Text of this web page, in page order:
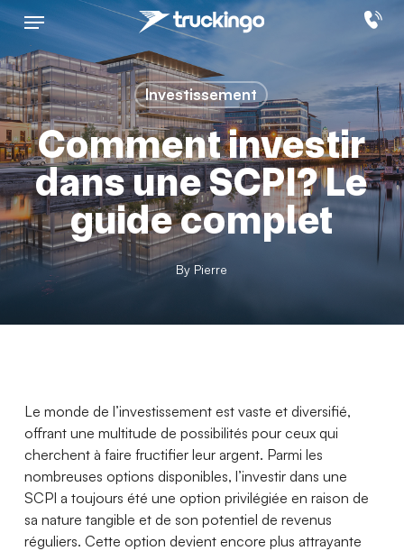
Skip
main
content
Menu
Investissement
Comment investir
dans une SCPI? Le
guide complet
By Pierre
Le monde de l’investissement est vaste et diversifié,
offrant une multitude de possibilités pour ceux qui
cherchent à faire fructifier leur argent. Parmi les
nombreuses options disponibles, l’investir dans une
SCPI a toujours été une option privilégiée en raison de
sa nature tangible et de son potentiel de revenus
réguliers. Cette option devient encore plus attrayante